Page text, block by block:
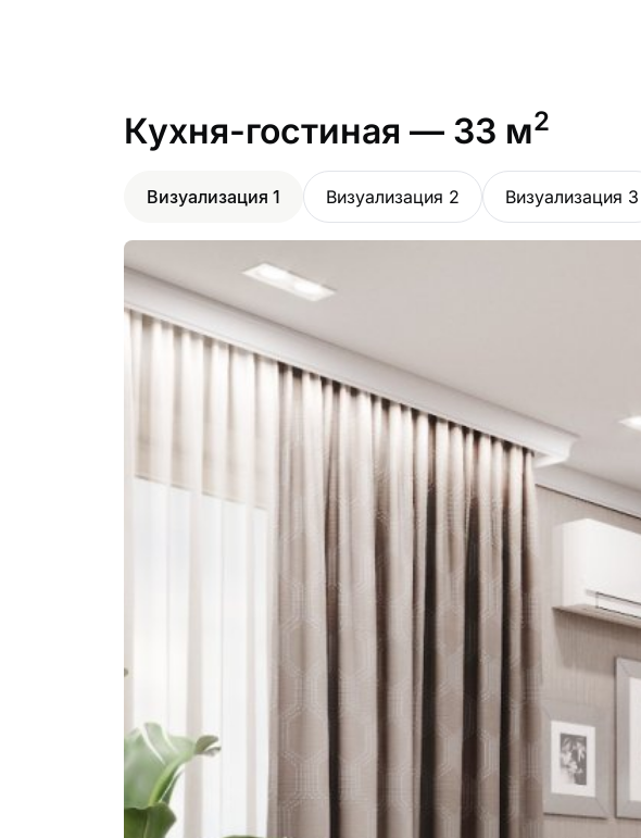
Кухня-гостиная — 33 м2
Визуализация 1 Визуализация 2 Визуализация 3